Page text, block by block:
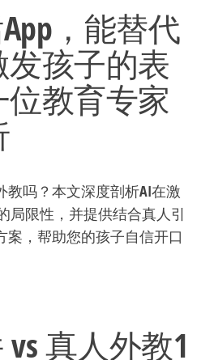
，能替代
孩子的表
教育专家
教吗？本文深度剖析AI在激
局限性，并提供结合真人引
案，帮助您的孩子自信开口
真人外教1